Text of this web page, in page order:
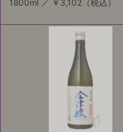
1800ml ／ ￥3,102 （税込）